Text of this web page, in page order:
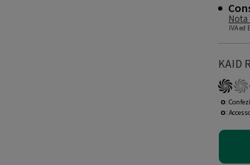
Nota
IVA
KAID
O:
O: